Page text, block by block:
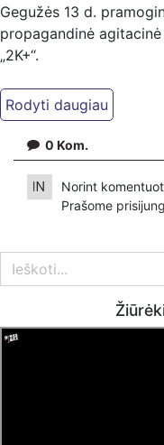
Gegužės 13 d.
propagandinė
„2K+“.
Kiti mūsų kanalai:
Ekspertai.eu
https://www.ekspertai.eu
Mūsų veikla galima tik
VšĮ „Ekspertai.eu“ per
https://
0 Kom.
Norint
Prašome